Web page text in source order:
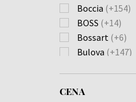
Boccia (+154)
BOSS (+14)
Bossart (+6)
Bulova (+147)
Carl von Zeyten
CENA